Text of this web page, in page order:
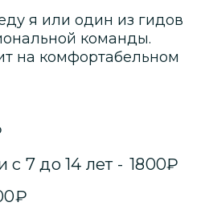
я или один из гидов
команды.
на комфортабельном
с 7 до 14 лет - 1800₽
₽